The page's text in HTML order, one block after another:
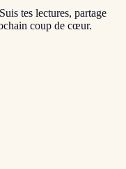
tes lectures, partage
coup de cœur.